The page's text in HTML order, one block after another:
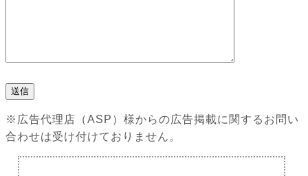
※広告代理店（ASP）様からの広告掲載に関するお問い
合わせは受け付けておりません。